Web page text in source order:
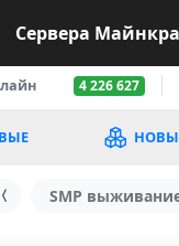
Сервера
4 226 627
SMP